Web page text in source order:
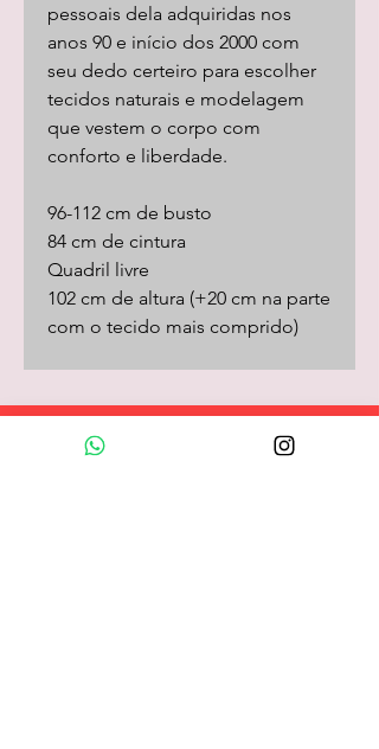
pessoais dela adquiridas nos
anos 90 e início dos 2000 com
seu dedo certeiro para escolher
tecidos naturais e modelagem
que vestem o corpo com
conforto e liberdade.
96-112 cm de busto
84 cm de cintura
Quadril livre
102 cm de altura (+20 cm na parte
com o tecido mais comprido)
Loja Online